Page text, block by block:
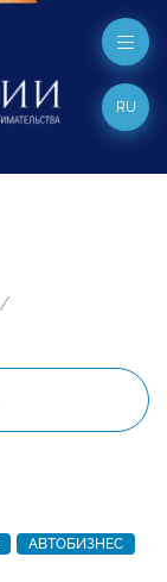
RU
АВТОБИЗНЕС